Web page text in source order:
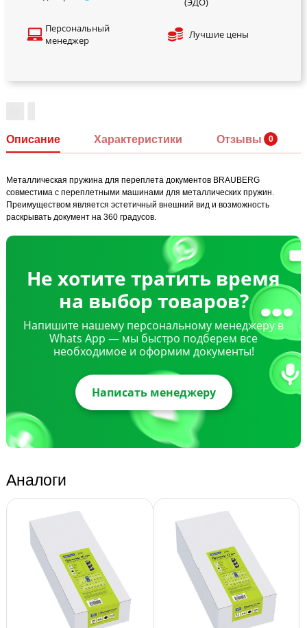
Персональный
менеджер
Лучшие цены
Описание Характеристики Отзывы
Металлическая пружина для переплета документов BRAUBERG
совместима с переплетными машинами для металлических пружин.
Преимуществом является эстетичный внешний вид и возможность
раскрывать документ на 360 градусов.
Не хотите тратить время
на выбор товаров?
Напишите нашему персональному менеджеру в
Whats App — мы быстро подберем все
необходимое и оформим документы!
Написать менеджеру
Аналоги